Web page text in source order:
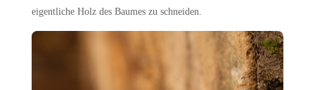
eigentliche Holz des Baumes zu schneiden.